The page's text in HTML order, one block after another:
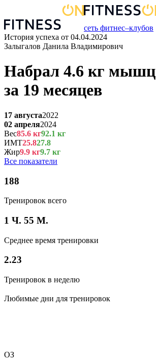
сеть фитнес–клубов
История успеха от 04.04.2024
Залыгалов Данила Владимирович
Набрал 4.6 кг мышц
за 19 месяцев
17 августа2022
02 апреля2024
Вес85.6 кг92.1 кг
ИМТ25.827.8
Жир9.9 кг9.7 кг
Все показатели
188
Тренировок всего
1 Ч. 55 М.
Среднее время тренировки
2.23
Тренировок в неделю
Любимые дни для тренировок
ОЗ